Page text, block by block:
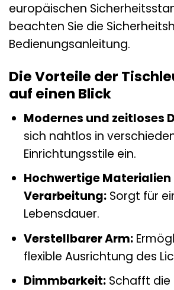
europäischen
beachten Sie die
Bedienungsanleitung.
Die Vorteile der
auf einen Blick
Modernes und zeitloses
sich nahtlos in
Einrichtungsstile ein.
Hochwertige Materialien
Verarbeitung:Sorgt für
Lebensdauer.
Verstellbarer Arm:
flexible Ausrichtung des
Dimmbarkeit:Schafft die